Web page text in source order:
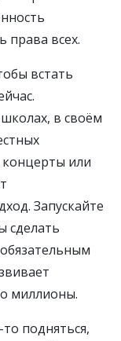
права всех.
встать
в своём
или
Запускайте
сделать
миллионы.
подняться,